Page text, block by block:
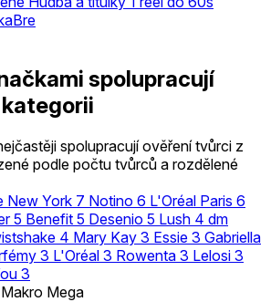
spolupracují
spolupracují ověření tvůrci z
podle počtu tvůrců a rozdělené
New York 7 Notino 6 L'Oréal Paris 6
5 Benefit 5 Desenio 5 Lush 4 dm
4 Mary Kay 3 Essie 3 Gabriella
3 L'Oréal 3 Rowenta 3 Lelosi 3
3
Makro Mega